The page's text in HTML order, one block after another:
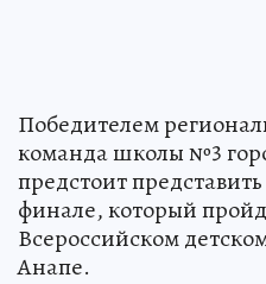
Победителем
команда школы №3
предстоит
финале, который
Всероссийском
Анапе.